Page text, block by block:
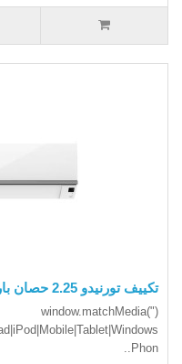
تكييف تورنيدو 2.25 حصان بارد ساخن ديچيتال TY-C18BEE
(window.matchMedia("
Phon..